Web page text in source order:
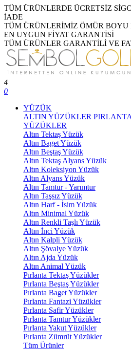
TÜM ÜRÜNLERDE ÜCRETSİZ
İADE
TÜM ÜRÜNLERİMİZ ÖMÜR
EN UYGUN FİYAT GARANTİSİ
TÜM ÜRÜNLER GARANTİLİ VE
4
0
YÜZÜK
ALTIN YÜZÜKLER
YÜZÜKLER
Altın Tektaş Yüzük
Altın Baget Yüzük
Altın Beştaş Yüzük
Altın Tektaş Alyans Yüzük
Altın Koleksiyon Yüzük
Altın Alyans Yüzük
Altın Tamtur - Yarımtur
Altın Taşsız Yüzük
Altın Harf - İsim Yüzük
Altın Minimal Yüzük
Altın Renkli Taşlı Yüzük
Altın İnci Yüzük
Altın Kalpli Yüzük
Altın Şövalye Yüzük
Altın Ajda Yüzük
Altın Animal Yüzük
Pırlanta Tektaş Yüzükler
Pırlanta Beştaş Yüzükler
Pırlanta Baget Yüzükler
Pırlanta Fantazi Yüzükler
Pırlanta Safir Yüzükler
Pırlanta Tamtur Yüzükler
Pırlanta Yakut Yüzükler
Pırlanta Zümrüt Yüzükler
Tüm Ürünler